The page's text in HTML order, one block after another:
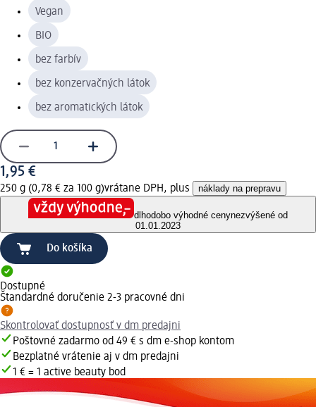
Vegan
BIO
bez farbív
bez konzervačných látok
bez aromatických látok
1,95 €
250 g (0,78 € za 100 g)vrátane DPH, plus náklady na prepravu
dlhodobo výhodné cenynezvýšené od
01.01.2023
Do košíka
Dostupné
Štandardné doručenie 2-3 pracovné dni
Skontrolovať dostupnosť v dm predajni
Poštovné zadarmo od 49 € s dm e-shop kontom
Bezplatné vrátenie aj v dm predajni
1 € = 1 active beauty bod